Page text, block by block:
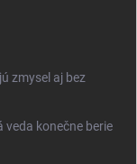
zmysel aj bez
veda konečne berie